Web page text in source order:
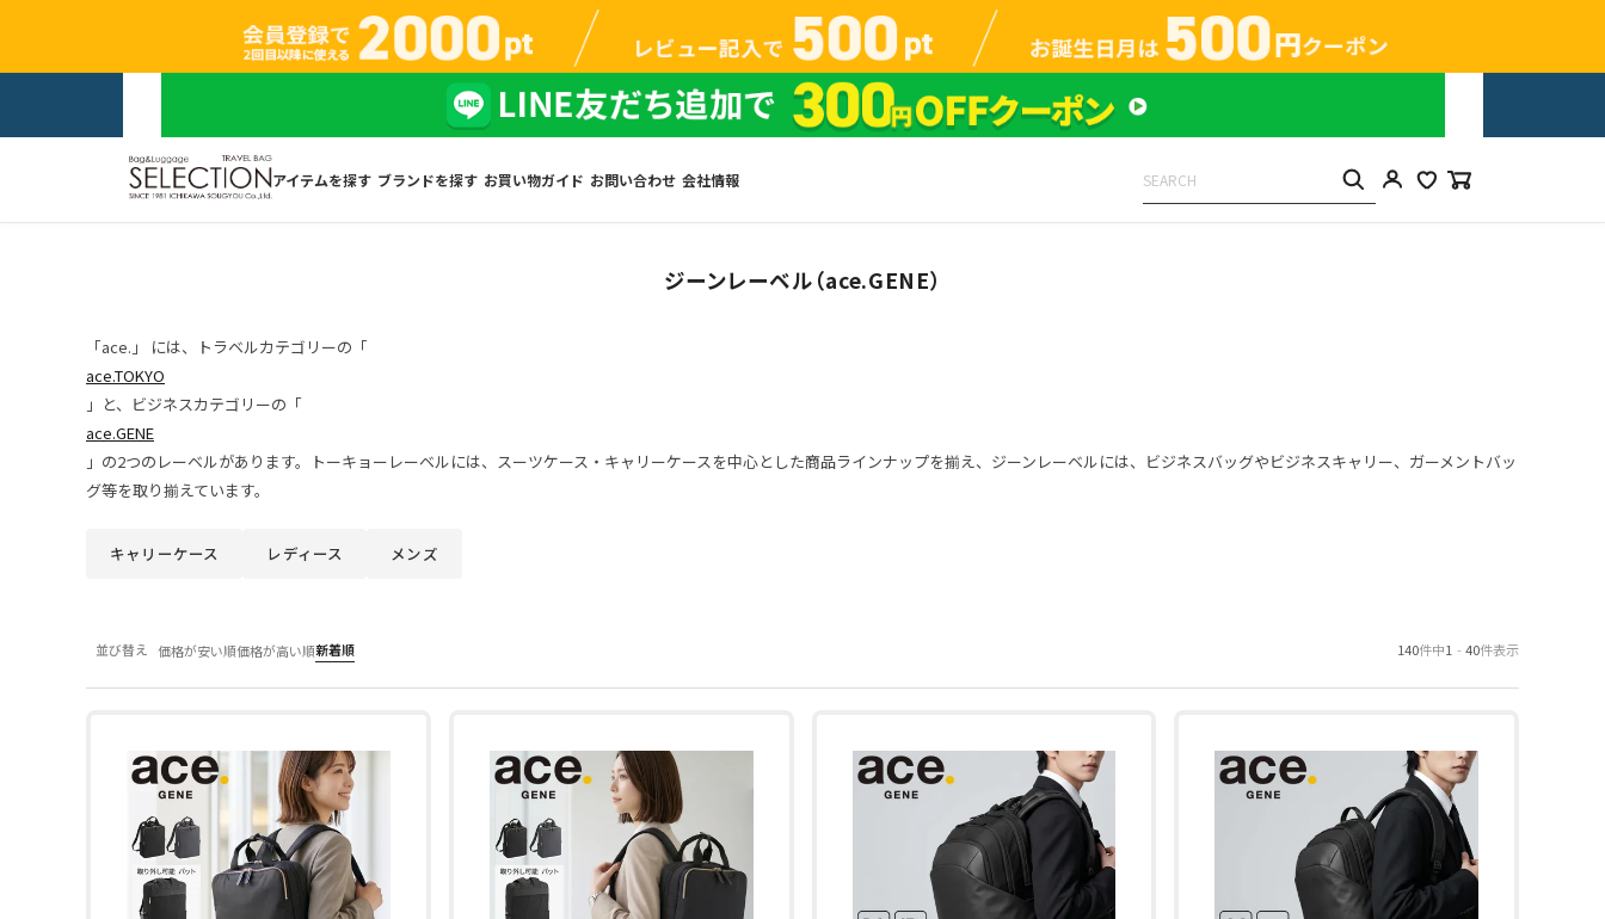
アイテムを探す ブランドを探す お買い物ガイド お問い合わせ 会社情報
ジーンレーベル（ace.GENE）
「ace.」 には、トラベルカテゴリーの「
ace.TOKYO
」と、ビジネスカテゴリーの「
ace.GENE
」の2つのレーベルがあります。トーキョーレーベルには、スーツケース・キャリーケースを中心とした商品ラインナップを揃え、ジーンレーベルには、ビジネスバッグやビジネスキャリー、ガーメントバッ
グ等を取り揃えています。
キャリーケース レディース メンズ
並び替え 価格が安い順価格が高い順新着順 140件中1 - 40件表示